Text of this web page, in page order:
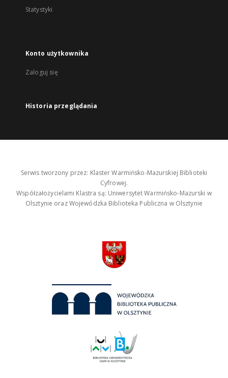
Statystyki
Konto użytkownika
Zaloguj się
Historia przeglądania
Serwis tworzony przez: Klaster Warmińsko-Mazurskiej Biblioteki
Cyfrowej.
Współzałożycielami Klastra są: Uniwersytet Warmińsko-Mazurski w
Olsztynie oraz Wojewódzka Biblioteka Publiczna w Olsztynie